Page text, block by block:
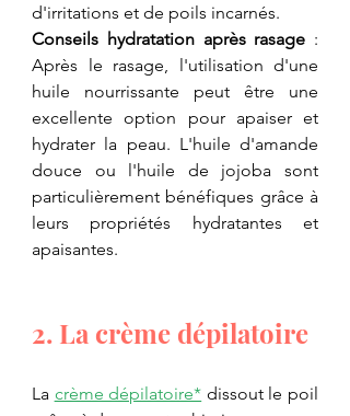
d'irritations et de poils incarnés.
Conseils hydratation après rasage :
Après le rasage, l'utilisation d'une
huile nourrissante peut être une
excellente option pour apaiser et
hydrater la peau. L'huile d'amande
douce ou l'huile de jojoba sont
particulièrement bénéfiques grâce à
leurs propriétés hydratantes et
apaisantes.
2. La crème dépilatoire
La crème dépilatoire* dissout le poil